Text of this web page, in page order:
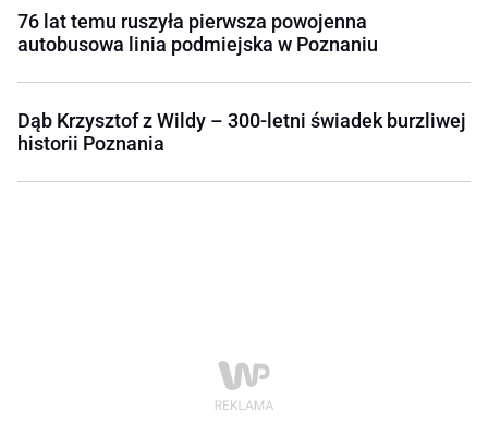
76 lat temu ruszyła pierwsza powojenna
autobusowa linia podmiejska w Poznaniu
Dąb Krzysztof z Wildy – 300-letni świadek burzliwej
historii Poznania